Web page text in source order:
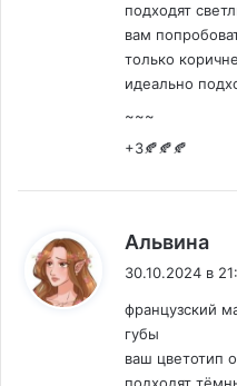
подходят
вам
только
идеально
~~~
+3🍂🍂🍂
Альвина
30.10.2024 в
французский
губы
ваш цветотип